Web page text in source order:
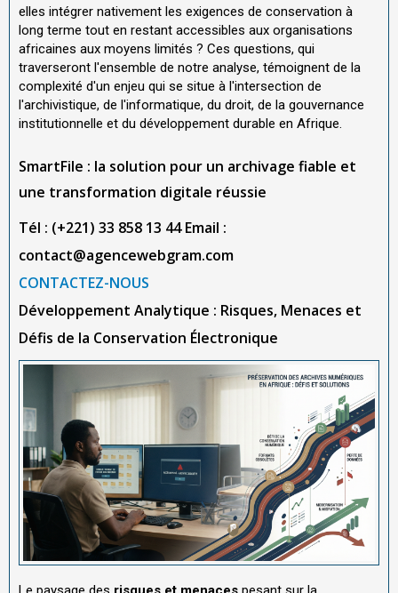
elles intégrer nativement les exigences de conservation à
long terme tout en restant accessibles aux organisations
africaines aux moyens limités ? Ces questions, qui
traverseront l'ensemble de notre analyse, témoignent de la
complexité d'un enjeu qui se situe à l'intersection de
l'archivistique, de l'informatique, du droit, de la gouvernance
institutionnelle et du développement durable en Afrique.
SmartFile : la solution pour un archivage fiable et
une transformation digitale réussie
Tél : (+221) 33 858 13 44 Email :
contact@agencewebgram.com
CONTACTEZ-NOUS
Développement Analytique : Risques, Menaces et
Défis de la Conservation Électronique